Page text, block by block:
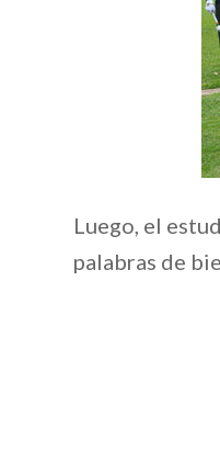
Luego, el
palabras de